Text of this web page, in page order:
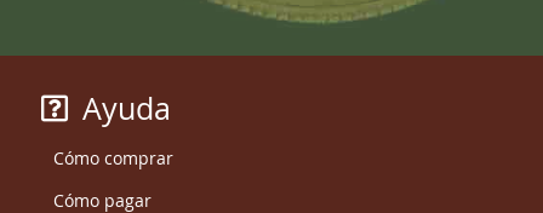
Ayuda
Cómo comprar
Cómo pagar